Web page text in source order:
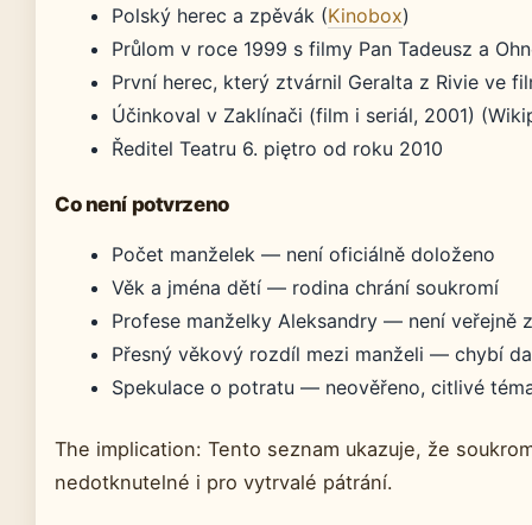
Polský herec a zpěvák (Kinobox)
Průlom v roce 1999 s filmy Pan Tadeusz a
První herec, který ztvárnil Geralta z Rivie ve
Účinkoval v Zaklínači (film i seriál, 2001)
Ředitel Teatru 6. piętro od roku 2010
Co není potvrzeno
Počet manželek — není oficiálně doloženo
Věk a jména dětí — rodina chrání soukromí
Profese manželky Aleksandry — není veřejně
Přesný věkový rozdíl mezi manželi — chybí
Spekulace o potratu — neověřeno, citlivé
The implication: Tento seznam ukazuje, že
nedotknutelné i pro vytrvalé pátrání.